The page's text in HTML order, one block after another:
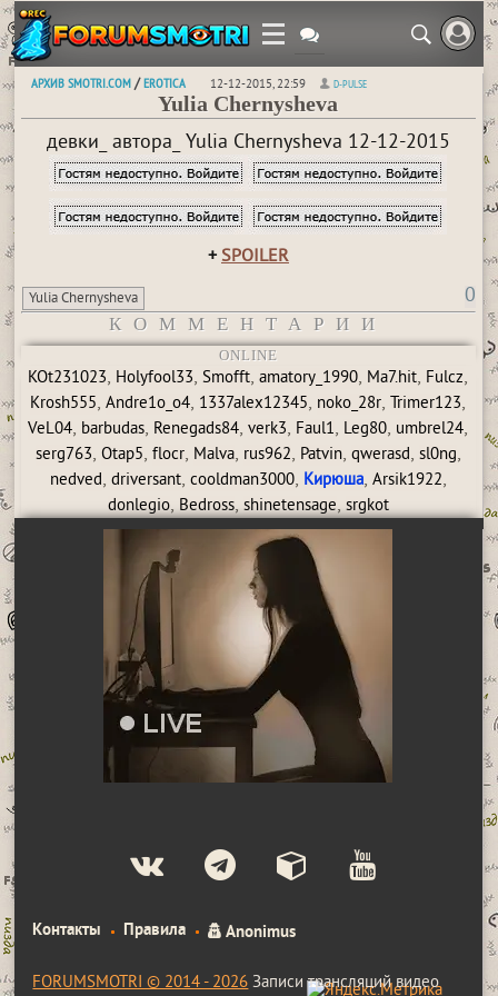
АРХИВ SMOTRI.COM /EROTICA 12-12-2015, 22:59 D-PULSE
Yulia Chernysheva
девки_ автора_ Yulia Chernysheva 12-12-2015
+ SPOILER
Yulia Chernysheva 0
КОММЕНТАРИИ
ONLINE
KOt231023, Holyfool33,Smofft,amatory_1990, Ma7.hit, Fulcz,
Krosh555,Andre1o_o4, 1337alex12345, noko_28r,Trimer123,
VeL04, barbudas, Renegads84,verk3, Faul1, Leg80, umbrel24,
serg763, Otap5, flocr, Malva, rus962, Patvin, qwerasd, sl0ng,
nedved, driversant, cooldman3000, Кирюша, Arsik1922,
donlegio, Bedross, shinetensage, srgkot
Контакты Правила Anonimus
FORUMSMOTRI © 2014 - 2026Записи трансляций видео